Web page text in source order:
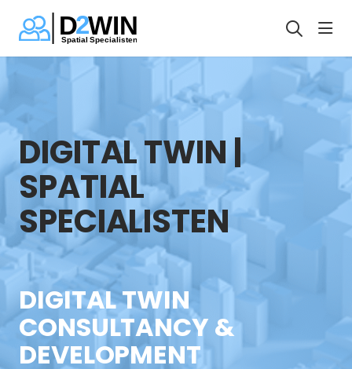
DIGITAL TWIN |
SPATIAL
SPECIALISTEN
DIGITAL TWIN
CONSULTANCY &
DEVELOPMENT